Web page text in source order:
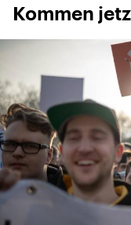
Kommen